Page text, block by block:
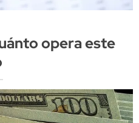
opera este